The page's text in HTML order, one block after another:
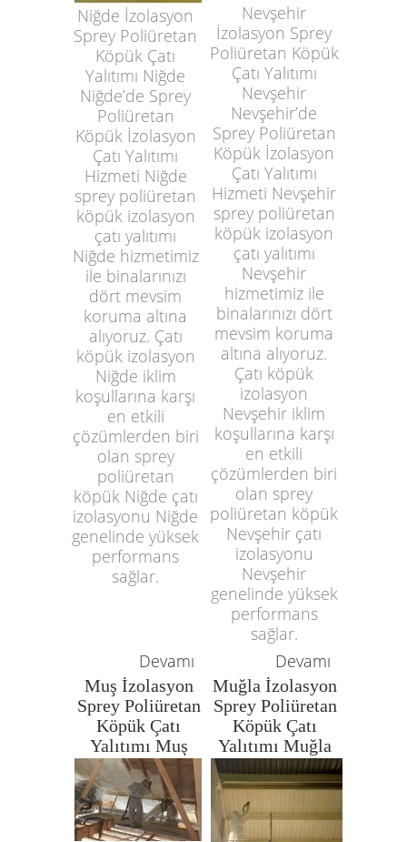
Niğde İzolasyon
Sprey Poliüretan
Köpük Çatı
Yalıtımı Niğde
Niğde’de Sprey
Poliüretan
Köpük İzolasyon
Çatı Yalıtımı
Hizmeti Niğde
sprey poliüretan
köpük izolasyon
çatı yalıtımı
Niğde hizmetimiz
ile binalarınızı
dört mevsim
koruma altına
alıyoruz. Çatı
köpük izolasyon
Niğde iklim
koşullarına karşı
en etkili
çözümlerden biri
olan sprey
poliüretan
köpük Niğde çatı
izolasyonu Niğde
genelinde yüksek
performans
sağlar.
Nevşehir
İzolasyon Sprey
Poliüretan Köpük
Çatı Yalıtımı
Nevşehir
Nevşehir’de
Sprey Poliüretan
Köpük İzolasyon
Çatı Yalıtımı
Hizmeti Nevşehir
sprey poliüretan
köpük izolasyon
çatı yalıtımı
Nevşehir
hizmetimiz ile
binalarınızı dört
mevsim koruma
altına alıyoruz.
Çatı köpük
izolasyon
Nevşehir iklim
koşullarına karşı
en etkili
çözümlerden biri
olan sprey
poliüretan köpük
Nevşehir çatı
izolasyonu
Nevşehir
genelinde yüksek
performans
sağlar.
Devamı
Devamı
Muş İzolasyon
Sprey Poliüretan
Köpük Çatı
Yalıtımı Muş
Muğla İzolasyon
Sprey Poliüretan
Köpük Çatı
Yalıtımı Muğla